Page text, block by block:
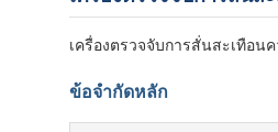
เครื่องตรวจจับการสั่นสะเทือ
ข้อจํากัดหลัก